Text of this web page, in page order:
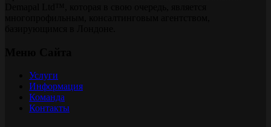
Услуги
Информация
Команда
Контакты